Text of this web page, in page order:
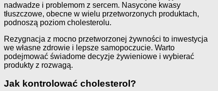
nadwadze i problemom z sercem. Nasycone kwasy
tłuszczowe, obecne w wielu przetworzonych produktach,
podnoszą poziom cholesterolu.
Rezygnacja z mocno przetworzonej żywności to inwestycja
we własne zdrowie i lepsze samopoczucie. Warto
podejmować świadome decyzje żywieniowe i wybierać
produkty z rozwagą.
Jak kontrolować cholesterol?